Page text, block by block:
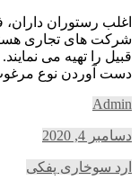
اغلب رستوران
شرکت های تجاری
قبیل را تهیه می
دست آوردن نوع
Admin
دسامبر 4, 2020
ارد سوخاری پفکی